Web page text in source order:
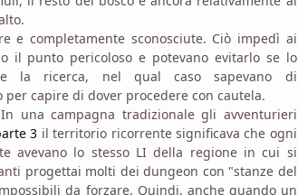
completamente sconosciute. Ciò impedì ai
il punto pericoloso e potevano evitarlo se lo
la ricerca, nel qual caso sapevano di
capire di dover procedere con cautela.
una campagna tradizionale gli avventurieri
3 il territorio ricorrente significava che ogni
avevano lo stesso LI della regione in cui si
progettai molti dei dungeon con "stanze del
da forzare. Quindi, anche quando un